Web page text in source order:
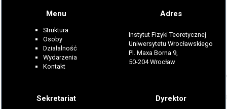
Menu
Struktura
Osoby
Działalność
Wydarzenia
Kontakt
Adres
Instytut Fizyki Teoretycznej
Uniwersytetu Wrocławskiego
Pl. Maxa Borna 9,
50-204 Wrocław
Sekretariat Dyrektor